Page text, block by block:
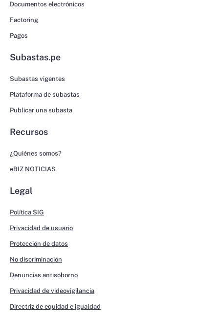
Documentos electrónicos
Factoring
Pagos
Subastas.pe
Subastas vigentes
Plataforma de subastas
Publicar una subasta
Recursos
¿Quiénes somos?
eBIZ NOTICIAS
Legal
Política SIG
Privacidad de usuario
Protección de datos
No discriminación
Denuncias antisoborno
Privacidad de videovigilancia
Directriz de equidad e igualdad